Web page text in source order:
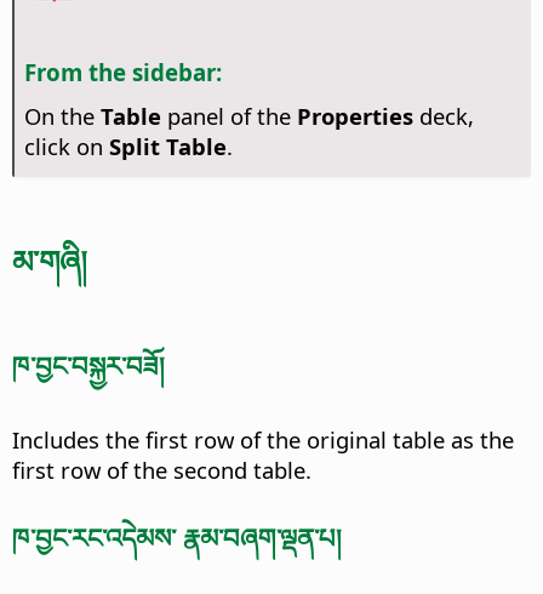
From the sidebar:
On the Table panel of the Propertiesdeck,
click on Split Table.
མ་གཞི།
ཁ་བྱང་བསྐྱར་བཟོ།
Includes the first row of the original table as the
first row of the second table.
ཁ་བྱང་རང་འདེམས་ རྣམ་བཞག་ལྡན་པ།